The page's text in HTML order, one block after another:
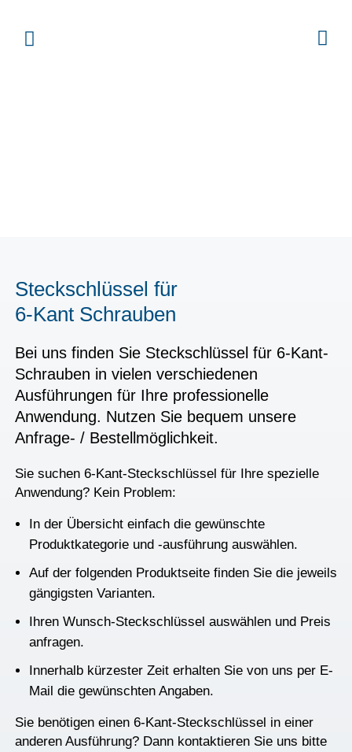
Steckschlüssel für
6-Kant Schrauben
Bei uns finden Sie Steckschlüssel für 6-Kant-
Schrauben in vielen verschiedenen
Ausführungen für Ihre professionelle
Anwendung. Nutzen Sie bequem unsere
Anfrage- / Bestellmöglichkeit.
Sie suchen 6-Kant-Steckschlüssel für Ihre spezielle
Anwendung? Kein Problem:
In der Übersicht einfach die gewünschte
Produktkategorie und -ausführung auswählen.
Auf der folgenden Produktseite finden Sie die jeweils
gängigsten Varianten.
Ihren Wunsch-Steckschlüssel auswählen und Preis
anfragen.
Innerhalb kürzester Zeit erhalten Sie von uns per E-
Mail die gewünschten Angaben.
Sie benötigen einen 6-Kant-Steckschlüssel in einer
anderen Ausführung? Dann kontaktieren Sie uns bitte